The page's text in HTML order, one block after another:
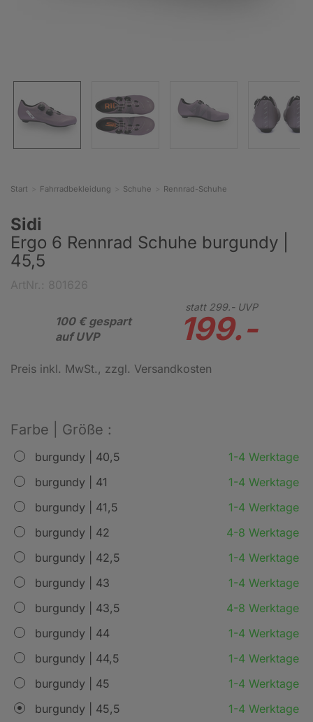
Start Fahrradbekleidung Schuhe Rennrad-Schuhe
Sidi
Ergo 6 Rennrad Schuhe burgundy |
45,5
100 € gespart
auf UVP
statt 299.-UVP
199.-
Preis inkl. MwSt., zzgl. Versandkosten
Farbe | Größe :
burgundy | 40,5
1-4 Werktage
burgundy | 41
1-4 Werktage
burgundy | 41,5
1-4 Werktage
burgundy | 42
4-8 Werktage
burgundy | 42,5
1-4 Werktage
burgundy | 43
1-4 Werktage
burgundy | 43,5
4-8 Werktage
burgundy | 44
1-4 Werktage
burgundy | 44,5
1-4 Werktage
burgundy | 45
1-4 Werktage
burgundy | 45,5
1-4 Werktage